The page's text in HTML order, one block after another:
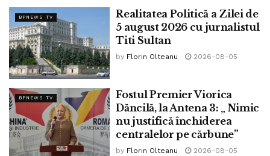
Mulțumim tuturor celor care au fost alături de noi la această
ediție a Târgului Internațional de Carte de la Salonic!”
Tags: UER
BPNEWS TV
Realitatea Politică a Zilei de
5 august 2026 cu jurnalistul
Titi Sultan
by Florin Olteanu 2026-08-05
BPNEWS TV
Fostul Premier Viorica
Dăncilă, la Antena 3: „ Nimic
nu justifică închiderea
centralelor pe cărbune”
by Florin Olteanu 2026-08-05